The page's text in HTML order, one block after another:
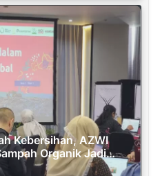
Kebersihan, AZWI
Organik Jadi